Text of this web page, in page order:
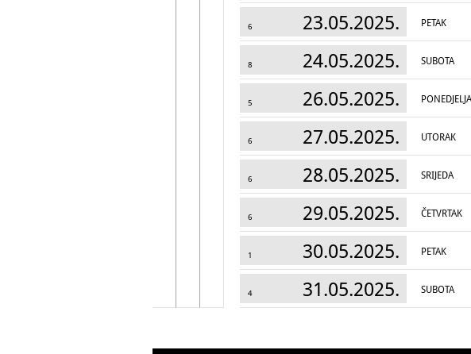
6 23.05.2025. PETAK
8 24.05.2025. SUBOTA
5 26.05.2025.
6 27.05.2025. UTORAK
6 28.05.2025. SRIJEDA
6 29.05.2025. ČETVRTAK
1 30.05.2025. PETAK
4 31.05.2025. SUBOTA